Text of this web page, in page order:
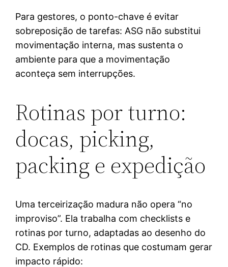
Para gestores, o ponto-chave é evitar
sobreposição de tarefas: ASG não substitui
movimentação interna, mas sustenta o
ambiente para que a movimentação
aconteça sem interrupções.
Rotinas por turno:
docas, picking,
packing e expedição
Uma terceirização madura não opera “no
improviso”. Ela trabalha com checklists e
rotinas por turno, adaptadas ao desenho do
CD. Exemplos de rotinas que costumam gerar
impacto rápido: